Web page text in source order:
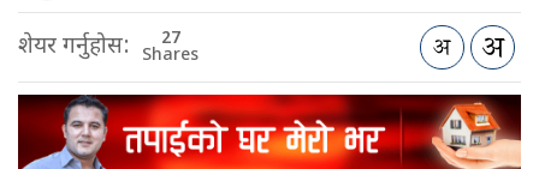
शेयर गर्नुहोस: 27
Shares